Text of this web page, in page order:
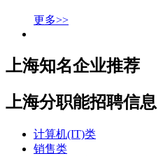
更多>>
上海知名企业推荐
上海分职能招聘信息
计算机(IT)类
销售类